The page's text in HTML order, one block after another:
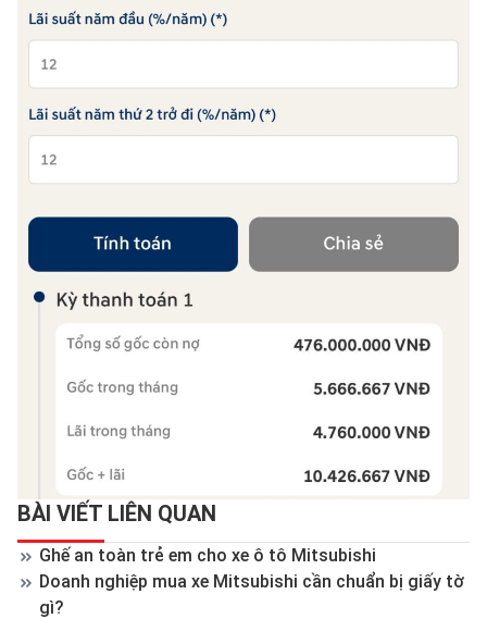
BÀI VIẾT LIÊN QUAN
Ghế an toàn trẻ em cho xe ô tô Mitsubishi
Doanh nghiệp mua xe Mitsubishi cần chuẩn bị giấy tờ
gì?